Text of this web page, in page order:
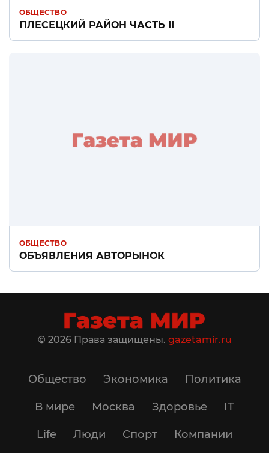
ОБЩЕСТВО
ПЛЕСЕЦКИЙ РАЙОН ЧАСТЬ II
ОБЩЕСТВО
ОБЪЯВЛЕНИЯ АВТОРЫНОК
© 2026 Права защищены. gazetamir.ru
Общество Экономика Политика
В мире Москва Здоровье IT
Life Люди Спорт Компании